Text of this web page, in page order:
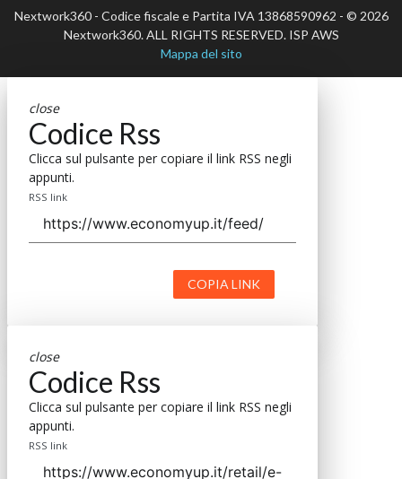
Nextwork360 - Codice fiscale e Partita IVA 13868590962 - © 2026
Nextwork360. ALL RIGHTS RESERVED. ISP AWS
Mappa del sito
close
Codice Rss
Clicca sul pulsante per copiare il link RSS negli
appunti.
RSS link
COPIA LINK
close
Codice Rss
Clicca sul pulsante per copiare il link RSS negli
appunti.
RSS link